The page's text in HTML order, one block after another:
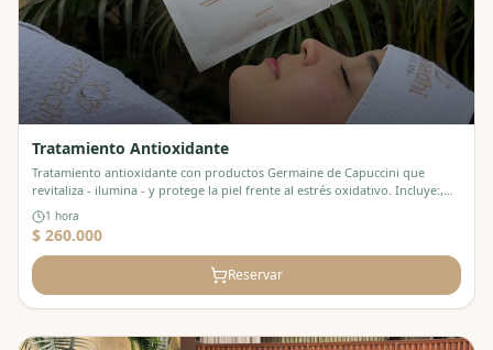
Tratamiento Antioxidante
Tratamiento antioxidante con productos Germaine de Capuccini que
revitaliza - ilumina - y protege la piel frente al estrés oxidativo. Incluye:,
Desmaquillante esencial, Tónico, Scrub exfoliante, Antioxidante, Serum
energízante, Mascarilla iluminadora, En cafetería: un parfait
1 hora
$ 260.000
Reservar